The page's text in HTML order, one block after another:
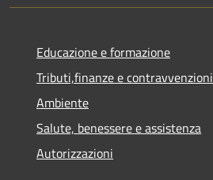
Educazione e formazione
Tributi,finanze e contravvenzioni
Ambiente
Salute, benessere e assistenza
Autorizzazioni